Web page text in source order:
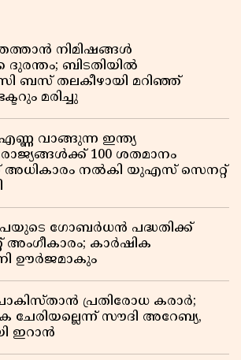
നിമിഷങ്ങൾ
ദുരന്തം; ബിടതിയിൽ
ബസ് തലകീഴായി മറിഞ്ഞ്
മരിച്ചു
വാങ്ങുന്ന ഇന്ത്യ
100 ശതമാനം
അധികാരം നൽകി യുഎസ് സെനറ്റ്
ഗോബർധൻ പദ്ധതിക്ക്
അംഗീകാരം; കാർഷിക
ഊർജമാകും
പ്രതിരോധ കരാർ;
സൗദി അറേബ്യ,
ഇറാൻ